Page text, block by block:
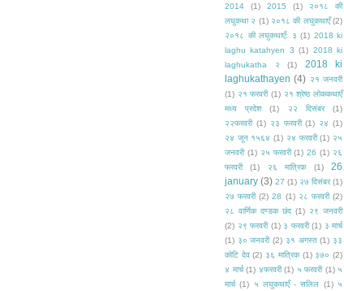
2014
(1) 2015 (1)
२०१८ की
लघुकथा २ (1) २०१८ की लघुकथाएँ (2)
२०१८ की लघुकथाएँ: ३ (1) 2018 ki
laghu katahyen 3 (1) 2018 ki
laghukatha २
(1)
2018 ki
laghukathayen (4) २१ जनवरी
(1) २१ फरवरी (1) २१ श्रेष्ठ लोककथाएँ
मध्य प्रदेश
(1) २२ दिसंबर
(1)
२२फरवरी (1) २३ फरवरी (1) २४ (1)
२४ जून १५६४ (1) २४ फरवरी (1) २५
जनवरी (1) २५ फरवरी (1) 26 (1) २६
फरवरी
(1) २६ मात्रिक (1)
26
january (3) 27 (1) २७ दिसंबर (1)
२७ फरवरी (2) 28 (1) २८ फरवरी (2)
२८ वार्णिक दण्डक छंद (1) २९ जनवरी
(2) २९ फरवरी (1) ३ फरवरी (1) ३ मार्च
(1) ३० जनवरी (2) ३१ अगस्त (1) ३३
कोटि देव (2) ३६ मात्रिक (1) ३७० (2)
४ मार्च (1) ४फरवरी (1) ५ फरवरी (1) ५
मार्च (1) ५ लघुकथाएँ - सलिल (1) ५